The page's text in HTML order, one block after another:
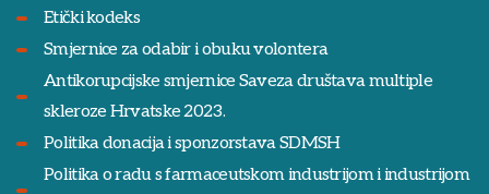
Etički kodeks
Smjernice za odabir i obuku volontera
Antikorupcijske smjernice Saveza društava multiple
skleroze Hrvatske 2023.
Politika donacija i sponzorstava SDMSH
Politika o radu s farmaceutskom industrijom i industrijom